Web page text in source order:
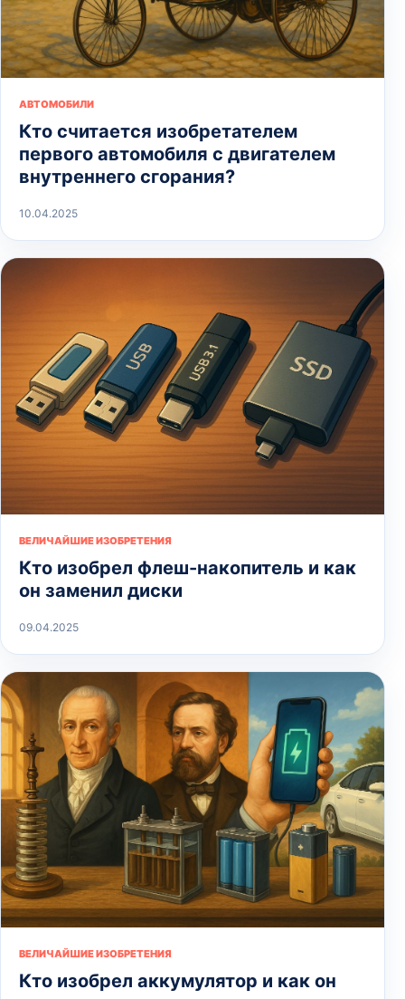
АВТОМОБИЛИ
Кто считается изобретателем
первого автомобиля с двигателем
внутреннего сгорания?
10.04.2025
ВЕЛИЧАЙШИЕ ИЗОБРЕТЕНИЯ
Кто изобрел флеш-накопитель и как
он заменил диски
09.04.2025
ВЕЛИЧАЙШИЕ ИЗОБРЕТЕНИЯ
Кто изобрел аккумулятор и как он